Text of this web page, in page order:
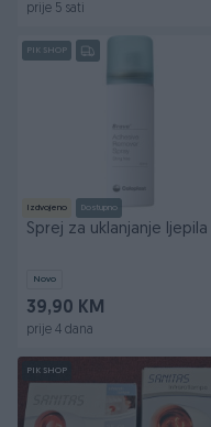
prije 5 sati
PIK SHOP
Izdvojeno Dostupno
Sprej za uklanjanje ljepila
Novo
39,90 KM
prije 4 dana
PIK SHOP